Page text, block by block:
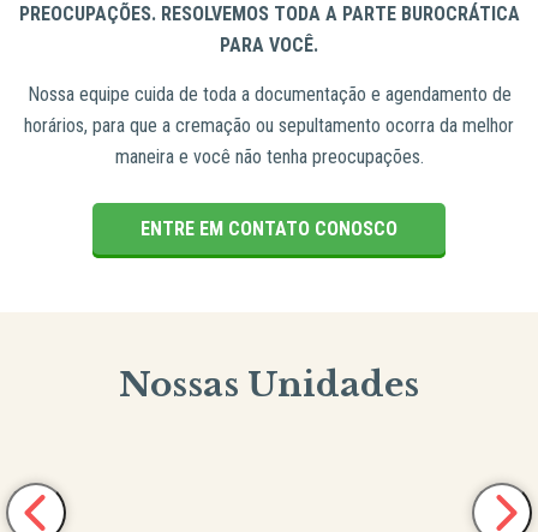
PREOCUPAÇÕES. RESOLVEMOS TODA A PARTE BUROCRÁTICA
PARA VOCÊ.
Nossa equipe cuida de toda a documentação e agendamento de
horários, para que a cremação ou sepultamento ocorra da melhor
maneira e você não tenha preocupações.
ENTRE EM CONTATO CONOSCO
Nossas Unidades